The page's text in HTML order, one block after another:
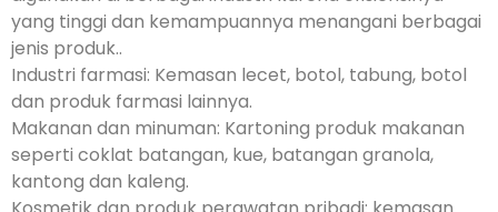
yang tinggi dan kemampuannya menangani berbagai
jenis produk..
Industri farmasi: Kemasan lecet, botol, tabung, botol
dan produk farmasi lainnya.
Makanan dan minuman: Kartoning produk makanan
seperti coklat batangan, kue, batangan granola,
kantong dan kaleng.